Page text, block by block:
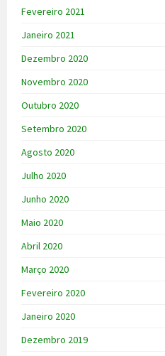
Fevereiro 2021
Janeiro 2021
Dezembro 2020
Novembro 2020
Outubro 2020
Setembro 2020
Agosto 2020
Julho 2020
Junho 2020
Maio 2020
Abril 2020
Março 2020
Fevereiro 2020
Janeiro 2020
Dezembro 2019